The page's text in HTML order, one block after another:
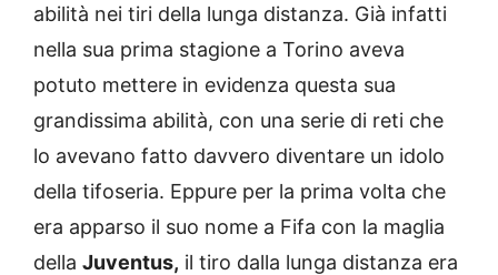
abilità nei tiri della lunga distanza. Già infatti
nella sua prima stagione a Torino aveva
potuto mettere in evidenza questa sua
grandissima abilità, con una serie di reti che
lo avevano fatto davvero diventare un idolo
della tifoseria. Eppure per la prima volta che
era apparso il suo nome a Fifa con la maglia
della Juventus, il tiro dalla lunga distanza era